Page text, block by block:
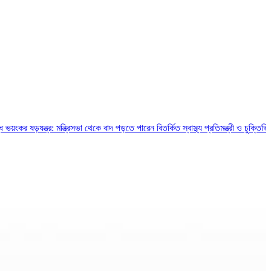
মন্ত্রিসভা থেকে বাদ পড়তে পারেন বিতর্কিত স্বাস্থ্য প্রতিমন্ত্রী ও চুক্তিভিত্তিক